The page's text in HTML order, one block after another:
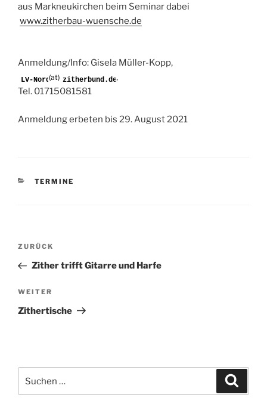
aus Markneukirchen beim Seminar dabei
www.zitherbau-wuensche.de
Anmeldung/Info: Gisela Müller-Kopp,
(at)
,
Tel. 01715081581
Anmeldung erbeten bis 29. August 2021
KATEGORIEN
TERMINE
Beitragsnavigation
Vorheriger
Beitrag
ZURÜCK
Zither trifft Gitarre und Harfe
Nächster
Beitrag
WEITER
Zithertische
nach: